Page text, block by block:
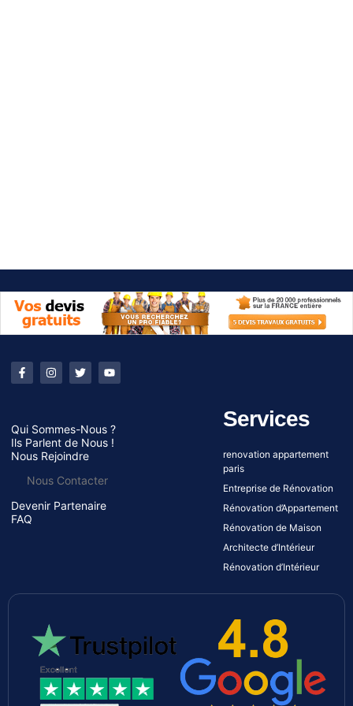
Qui Sommes-Nous ?
Ils Parlent de Nous !
Nous Rejoindre
Nous Contacter
Devenir Partenaire
FAQ
Services
renovation appartement
paris
Entreprise de Rénovation
Rénovation d’Appartement
Rénovation de Maison
Architecte d’Intérieur
Rénovation d’Intérieur